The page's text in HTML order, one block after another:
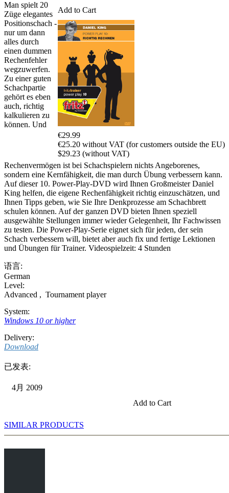
Add to Cart
€29.99
€25.20 without VAT (for customers outside the EU)
$29.23 (without VAT)
Man spielt 20
Züge elegantes
Positionschach -
nur um dann
alles durch
einen dummen
Rechenfehler
wegzuwerfen.
Zu einer guten
Schachpartie
gehört es eben
auch, richtig
kalkulieren zu
können. Und
Rechenvermögen ist bei Schachspielern nichts Angeborenes,
sondern eine Kernfähigkeit, die man durch Übung verbessern kann.
Auf dieser 10. Power-Play-DVD wird Ihnen Großmeister Daniel
King helfen, die eigene Rechenfähigkeit richtig einzuschätzen, und
Ihnen Tipps geben, wie Sie Ihre Denkprozesse am Schachbrett
schulen können. Auf der ganzen DVD bieten Ihnen speziell
ausgewählte Stellungen immer wieder Gelegenheit, Ihr Fachwissen
zu testen. Die Power-Play-Serie eignet sich für jeden, der sein
Schach verbessern will, bietet aber auch fix und fertige Lektionen
und Übungen für Trainer. Videospielzeit: 4 Stunden
语言:
German
Level:
Advanced , Tournament player
System:
Windows 10 or higher
Delivery:
Download
已发表:
4月 2009
Add to Cart
SIMILAR PRODUCTS